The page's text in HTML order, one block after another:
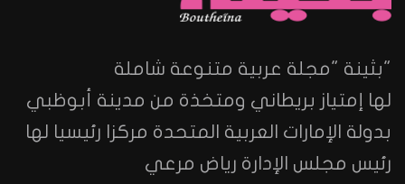
"بثينة "مجلة عربية متنوعة شاملة
لها إمتياز بريطاني ومتخذة من مدينة أبوظبي
بدولة الإمارات العربية المتحدة مركزا رئيسيا لها
رئيس مجلس الإدارة رياض مرعي